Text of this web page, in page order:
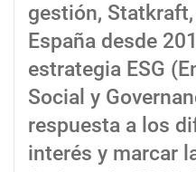
gestión,
España desde
estrategia ESG
Social y
respuesta a los
interés y marcar